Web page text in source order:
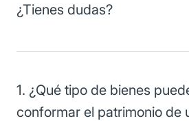
¿Tienes dudas?
1. ¿Qué tipo de bienes
conformar el patrimonio de